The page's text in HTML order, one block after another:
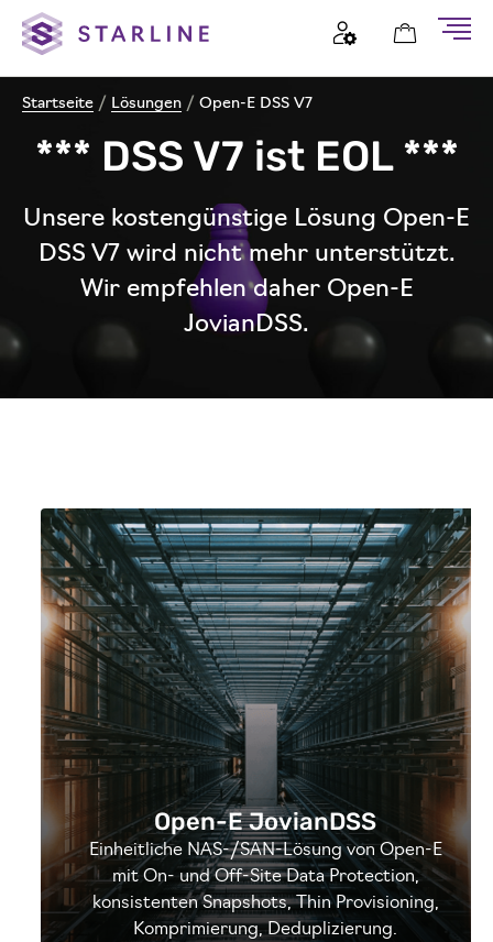
Startseite / Lösungen / Open-E DSS V7
*** DSS V7 ist EOL ***
Unsere kostengünstige Lösung Open-E
DSS V7 wird nicht mehr unterstützt.
Wir empfehlen daher Open-E
JovianDSS.
Open-E JovianDSS
Einheitliche NAS-/SAN-Lösung von Open-E
mit On- und Off-Site Data Protection,
konsistenten Snapshots, Thin Provisioning,
Komprimierung, Deduplizierung.